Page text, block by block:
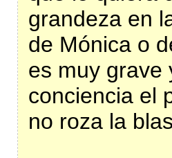
grandeza en
de Mónica o
es muy grave
conciencia el
no roza la